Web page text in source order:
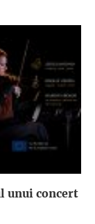
unui concert